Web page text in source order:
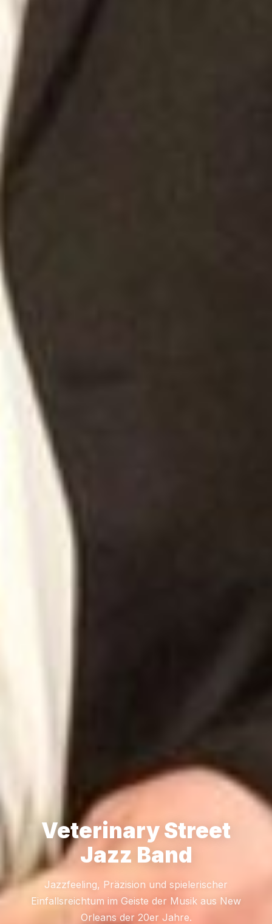
Veterinary Street
Jazz Band
Jazzfeeling, Präzision und spielerischer
Einfallsreichtum im Geiste der Musik aus New
Orleans der 20er Jahre.